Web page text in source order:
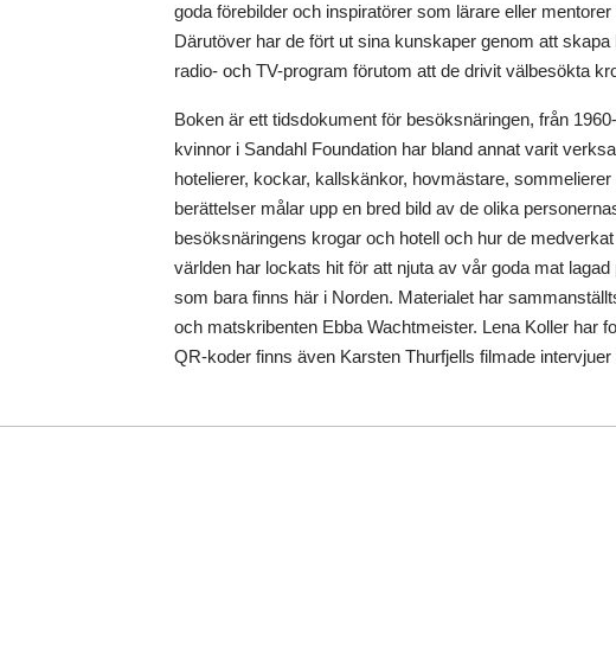
goda förebilder och inspiratörer som lärare eller
Därutöver har de fört ut sina kunskaper genom att
radio- och TV-program förutom att de drivit välbesökta
Boken är ett tidsdokument för besöksnäringen, från
kvinnor i Sandahl Foundation har bland annat varit
hotelierer, kockar, kallskänkor, hovmästare, sommelierer
berättelser målar upp en bred bild av de olika
besöksnäringens krogar och hotell och hur de
världen har lockats hit för att njuta av vår goda mat
som bara finns här i Norden. Materialet har
och matskribenten Ebba Wachtmeister. Lena Koller har
QR-koder finns även Karsten Thurfjells filmade intervjuer